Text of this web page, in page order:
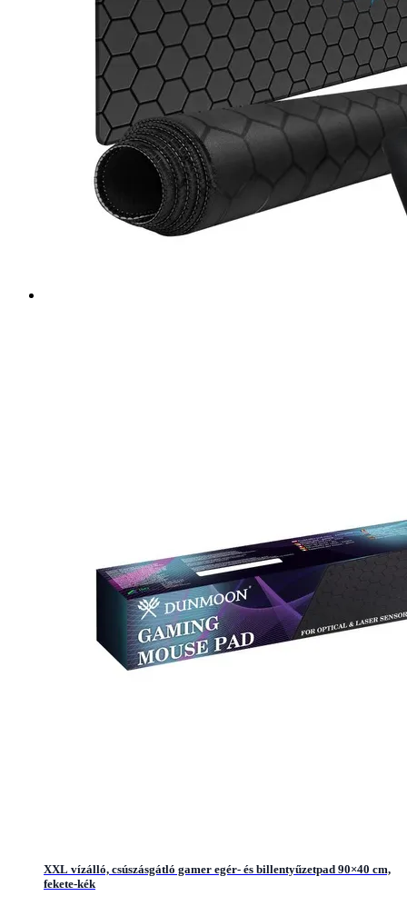
XXL vízálló, csúszásgátló gamer egér- és billentyűzetpad 90×40 cm,
fekete-kék